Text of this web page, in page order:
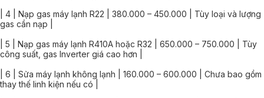
| 4 | Nạp gas máy lạnh R22 | 380.000 – 450.000 | Tùy loại và lượng
gas cần nạp |
| 5 | Nạp gas máy lạnh R410A hoặc R32 | 650.000 – 750.000 | Tùy
công suất, gas Inverter giá cao hơn |
| 6 | Sửa máy lạnh không lạnh | 160.000 – 600.000 | Chưa bao gồm
thay thế linh kiện nếu có |